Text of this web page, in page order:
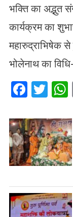
भक्ति का अद्भुत
कार्यक्रम का
महारुद्राभिषेक
भोलेनाथ का